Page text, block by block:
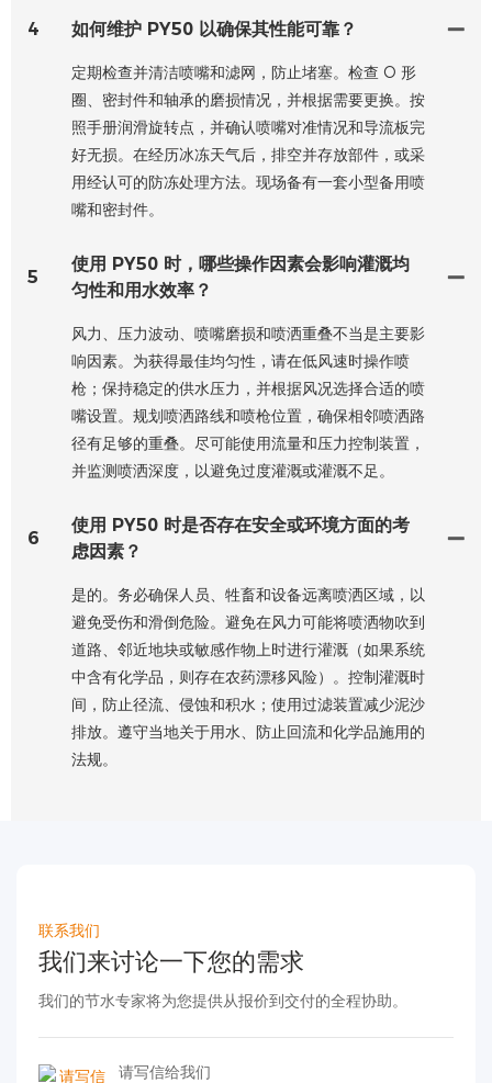
4 如何维护 PY50 以确保其性能可靠？
定期检查并清洁喷嘴和滤网，防止堵塞。检查 O 形
圈、密封件和轴承的磨损情况，并根据需要更换。按
照手册润滑旋转点，并确认喷嘴对准情况和导流板完
好无损。在经历冰冻天气后，排空并存放部件，或采
用经认可的防冻处理方法。现场备有一套小型备用喷
嘴和密封件。
5
使用 PY50 时，哪些操作因素会影响灌溉均
匀性和用水效率？
风力、压力波动、喷嘴磨损和喷洒重叠不当是主要影
响因素。为获得最佳均匀性，请在低风速时操作喷
枪；保持稳定的供水压力，并根据风况选择合适的喷
嘴设置。规划喷洒路线和喷枪位置，确保相邻喷洒路
径有足够的重叠。尽可能使用流量和压力控制装置，
并监测喷洒深度，以避免过度灌溉或灌溉不足。
6
使用 PY50 时是否存在安全或环境方面的考
虑因素？
是的。务必确保人员、牲畜和设备远离喷洒区域，以
避免受伤和滑倒危险。避免在风力可能将喷洒物吹到
道路、邻近地块或敏感作物上时进行灌溉（如果系统
中含有化学品，则存在农药漂移风险）。控制灌溉时
间，防止径流、侵蚀和积水；使用过滤装置减少泥沙
排放。遵守当地关于用水、防止回流和化学品施用的
法规。
联系我们
我们来讨论一下您的需求
我们的节水专家将为您提供从报价到交付的全程协助。
请写信给我们